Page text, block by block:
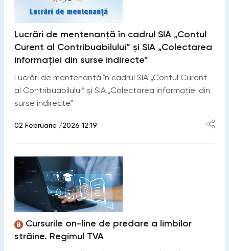
Lucrări de mentenanță în cadrul SIA „Contul
Curent al Contribuabilului” și SIA „Colectarea
informației din surse indirecte”
Lucrări de mentenanță în cadrul SIA „Contul Curent
al Contribuabilului” și SIA „Colectarea informației din
surse indirecte”
02 Februarie /2026 12:19
Cursurile on-line de predare a limbilor
străine. Regimul TVA